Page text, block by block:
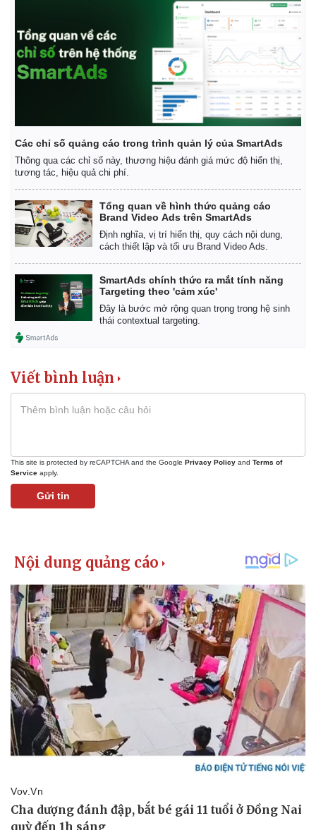
Bất động sản
Khởi nghiệp
Giá vàng
Các chỉ số quảng cáo trong trình quản lý của SmartAds
Thông qua các chỉ số này, thương hiệu đánh giá mức độ hiển thị,
tương tác, hiệu quả chi phí.
Tổng quan về hình thức quảng cáo
Brand Video Ads trên SmartAds
Định nghĩa, vị trí hiển thị, quy cách nội dung,
cách thiết lập và tối ưu Brand Video Ads.
SmartAds chính thức ra mắt tính năng
Targeting theo 'cảm xúc'
Đây là bước mở rộng quan trọng trong hệ sinh
thái contextual targeting.
Viết bình luận
This site is protected by reCAPTCHA and the Google Privacy Policy and Terms of
Service apply.
Gửi tin